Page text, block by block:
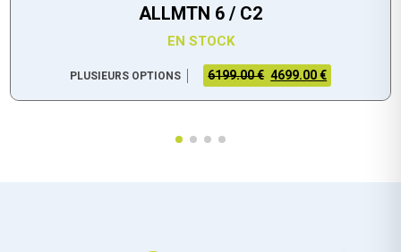
ALLMTN 6 / C2
EN STOCK
PLUSIEURS OPTIONS 6199.00 € 4699.00 €